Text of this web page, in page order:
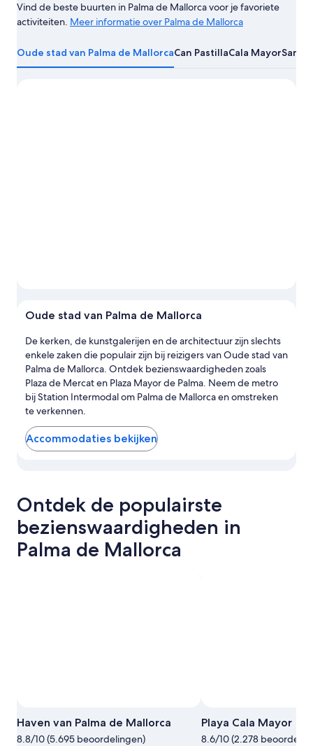
Vind de beste buurten in Palma de Mallorca voor je favoriete
activiteiten. Meer informatie over Palma de Mallorca
informatie
over
Palma
Oude stad van Palma de MallorcaCan PastillaCala MayorSanta
Oude stad van Palma de Mallorca
De kerken, de kunstgalerijen en de architectuur zijn slechts
enkele zaken die populair zijn bij reizigers van Oude stad van
Palma de Mallorca. Ontdek bezienswaardigheden zoals
Plaza de Mercat en Plaza Mayor de Palma. Neem de metro
bij Station Intermodal om Palma de Mallorca en omstreken
te verkennen.
Accommodaties bekijken
Ontdek de populairste
bezienswaardigheden in
Palma de Mallorca
Haven van Palma de Mallorca
8.8/10 (5.695 beoordelingen)
Playa Cala Mayor
8.6/10 (2.278